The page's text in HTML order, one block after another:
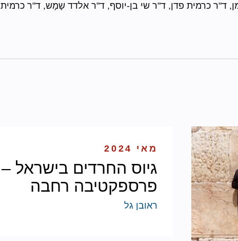
ד"ר כרמית פדן, ד"ר שי בן-יוסף, ד"ר אלדד שָמָש, ד"ר
מאי 2024
גיוס החרדים בישראל –
פרספקטיבה רחבה
ראובן גל